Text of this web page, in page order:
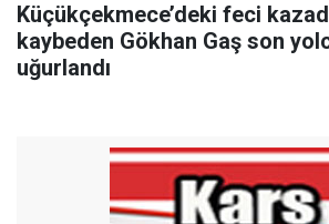
Küçükçekmece’deki feci
kaybeden Gökhan Gaş son
uğurlandı